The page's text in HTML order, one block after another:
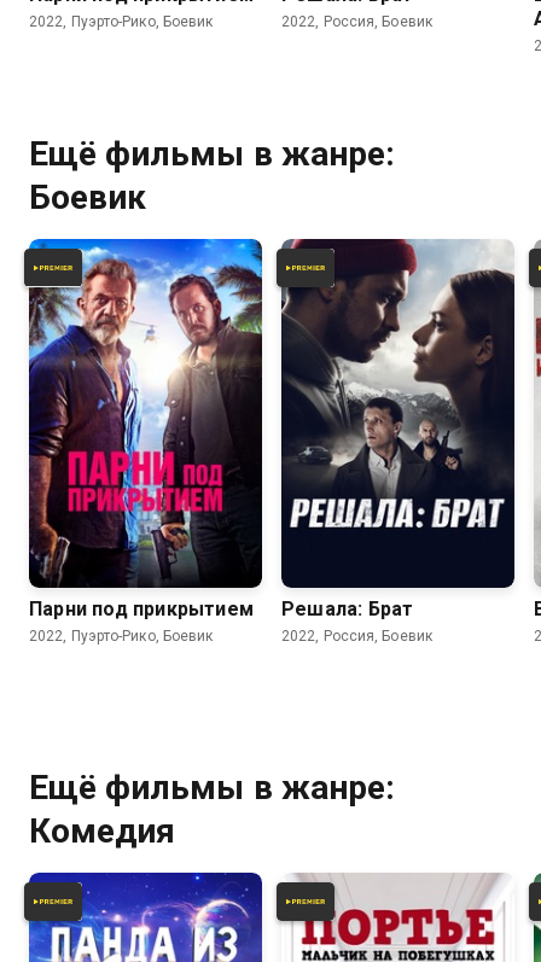
2022, Пуэрто-Рико, Боевик 2022, Россия, Боевик
Ещё фильмы в жанре:
Боевик
4.2 3.6
Парни под прикрытием
2022, Пуэрто-Рико, Боевик
Решала: Брат
2022, Россия, Боевик
Ещё фильмы в жанре:
Комедия